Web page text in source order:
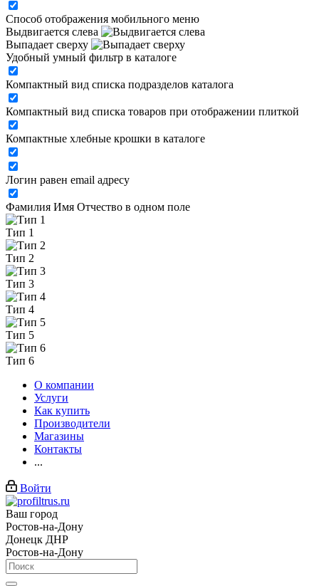
Способ отображения мобильного меню
Выдвигается слева
Выпадает сверху
Удобный умный фильтр в каталоге
Компактный вид списка подразделов каталога
Компактный вид списка товаров при отображении плиткой
Компактные хлебные крошки в каталоге
Логин равен email адресу
Фамилия Имя Отчество в одном поле
Тип 1
Тип 2
Тип 3
Тип 4
Тип 5
Тип 6
О компании
Услуги
Как купить
Производители
Магазины
Контакты
...
Войти
Ваш город
Ростов-на-Дону
Донецк ДНР
Ростов-на-Дону